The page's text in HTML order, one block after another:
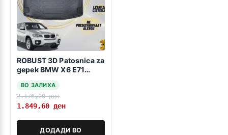
ROBUST 3D Patosnica za
gepek BMW X6 E71
ВО ЗАЛИХА
2.176,00ден
1.849,60 ден
ДОДАДИ ВО